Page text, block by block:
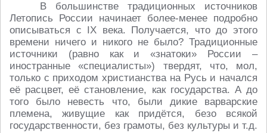
В большинстве традиционных источников
Летопись России начинает более-менее подробно
описываться с IX века. Получается, что до этого
времени ничего и никого не было? Традиционные
источники (равно как и «знатоки» России –
иностранные «специалисты») твердят, что, мол,
только с приходом христианства на Русь и начался
её расцвет, её становление, как государства. А до
того было невесть что, были дикие варварские
племена, живущие как придётся, безо всякой
государственности, без грамоты, без культуры и т.д.